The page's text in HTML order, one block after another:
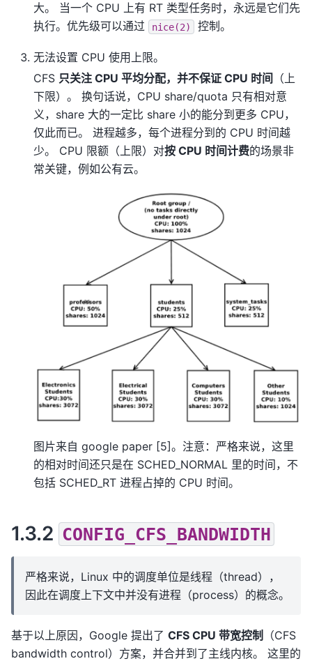
大。 当一个 CPU 上有 RT 类型任务时，永远是它们先
执行。优先级可以通过
nice(2) 控制。
无法设置 CPU 使用上限。
CFS 只关注 CPU 平均分配，并不保证 CPU 时间 （上
下限）。 换句话说，CPU share/quota 只有相对意
义，share 大的一定比 share 小的能分到更多 CPU，
仅此而已。 进程越多，每个进程分到的 CPU 时间越
少。 CPU 限额（上限）对按 CPU 时间计费的场景非
常关键，例如公有云。
图片来自 google paper [5]。注意：严格来说，这里
的相对时间还只是在 SCHED_NORMAL 里的时间，不
包括 SCHED_RT 进程占掉的 CPU 时间。
1.3.2 CONFIG_CFS_BANDWIDTH
严格来说，Linux 中的调度单位是线程（thread），
因此在调度上下文中并没有进程（process）的概念。
基于以上原因，Google 提出了 CFS CPU 带宽控制
（CFS
bandwidth control）方案，并合并到了主线内核。 这里的